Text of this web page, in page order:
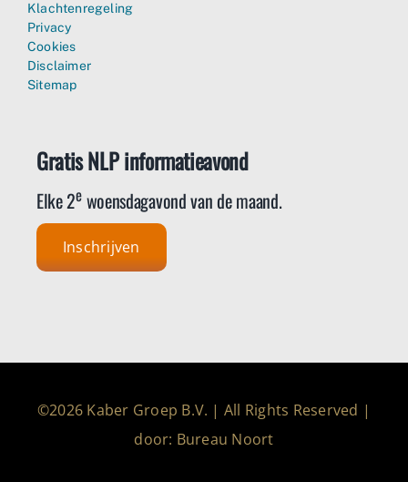
Klachtenregeling
Privacy
Cookies
Disclaimer
Sitemap
Gratis NLP informatieavond
Elke 2ewoensdagavond van de maand.
Inschrijven
©2026 Kaber Groep B.V. | All Rights Reserved |
door: Bureau Noort